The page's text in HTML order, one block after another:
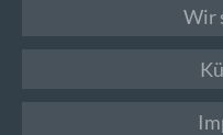
Wir